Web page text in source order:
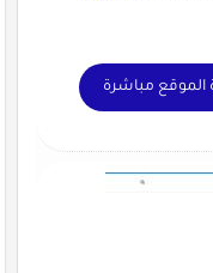
الموقع مباشرة